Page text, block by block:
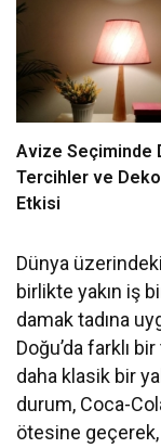
Avize Seçiminde
Tercihler ve
Etkisi
Dünya
birlikte yakın iş
damak tadına
Doğu’da farklı
daha klasik bir
durum, Coca-
ötesine